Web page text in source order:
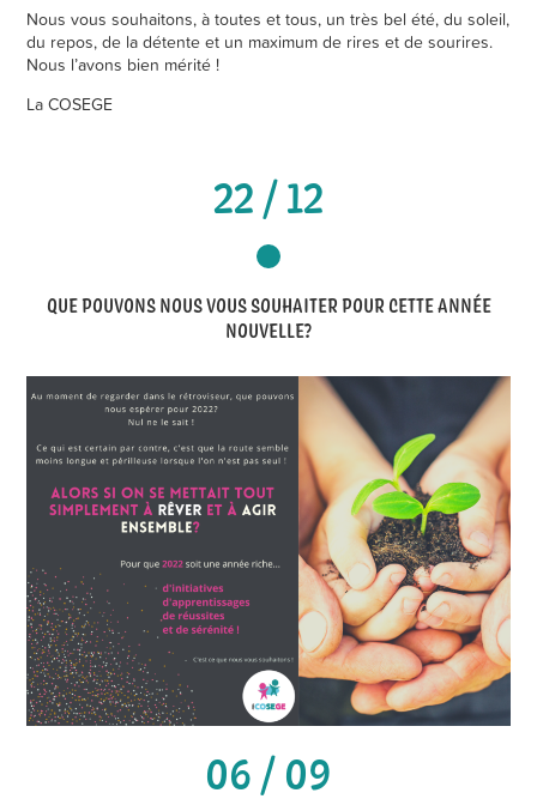
Nous vous souhaitons, à toutes et tous, un très bel été, du soleil,
du repos, de la détente et un maximum de rires et de sourires.
Nous l’avons bien mérité !
La COSEGE
22 / 12
QUE POUVONS NOUS VOUS SOUHAITER POUR CETTE ANNÉE
NOUVELLE?
06 / 09